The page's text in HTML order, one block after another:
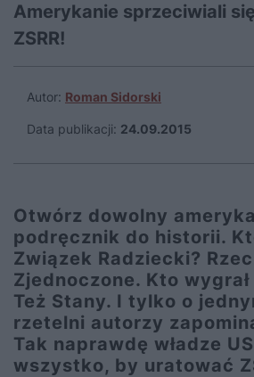
Amerykanie sprzeciwiali
ZSRR!
Autor: Roman Sidorski
Data publikacji: 24.09.2015
Otwórz dowolny
podręcznik do historii.
Związek Radziecki?
Zjednoczone. Kto
Też Stany. I tylko o
rzetelni autorzy
Tak naprawdę władze
wszystko, by uratować